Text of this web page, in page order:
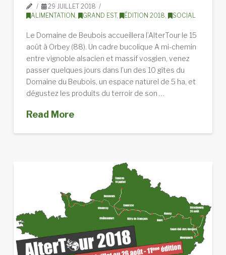
29 JUILLET 2018
ALIMENTATION, GRAND EST, ÉDITION 2018, SOCIAL
Le Domaine de Beubois accueillera l’AlterTour le 15
août à Orbey (88). Un cadre bucolique A mi-chemin
entre vignoble alsacien et massif vosgien, venez
passer quelques jours dans l’un des 10 gîtes du
Domaine du Beubois, un espace naturel de 5 ha, et
dégustez les produits du terroir de son …
Read More